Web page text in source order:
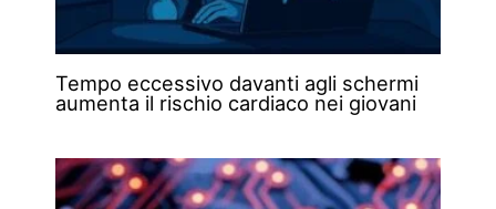
Tempo eccessivo davanti agli schermi
aumenta il rischio cardiaco nei giovani